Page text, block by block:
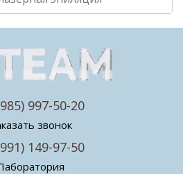
звонок
149-97-50
997-50-20